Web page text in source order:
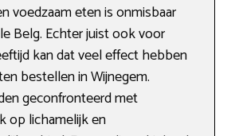
voedzaam eten is onmisbaar
Belg. Echter juist ook voor
kan dat veel effect hebben
bestellen in Wijnegem.
geconfronteerd met
op lichamelijk en